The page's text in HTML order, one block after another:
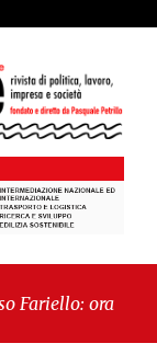
ora torniamo